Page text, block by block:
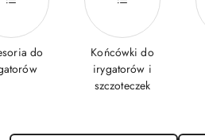
do
Końcówki do
irygatorów i
szczoteczek